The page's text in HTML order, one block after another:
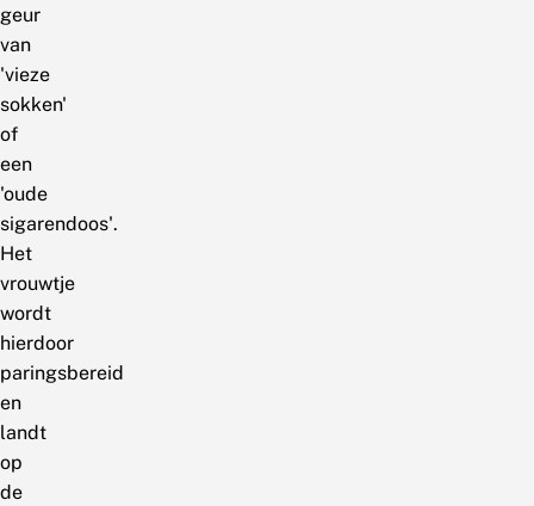
geur
van
'vieze
sokken'
of
een
'oude
sigarendoos'.
Het
vrouwtje
wordt
hierdoor
paringsbereid
en
landt
op
de